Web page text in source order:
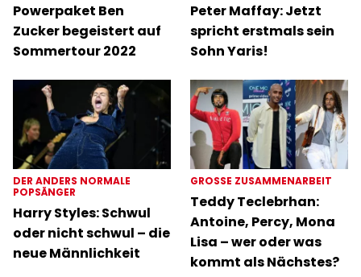
Powerpaket Ben
Zucker begeistert auf
Sommertour 2022
Peter Maffay: Jetzt
spricht erstmals sein
Sohn Yaris!
DER ANDERS NORMALE
POPSÄNGER
Harry Styles: Schwul
oder nicht schwul – die
neue Männlichkeit
GROSSE ZUSAMMENARBEIT
Teddy Teclebrhan:
Antoine, Percy, Mona
Lisa – wer oder was
kommt als Nächstes?